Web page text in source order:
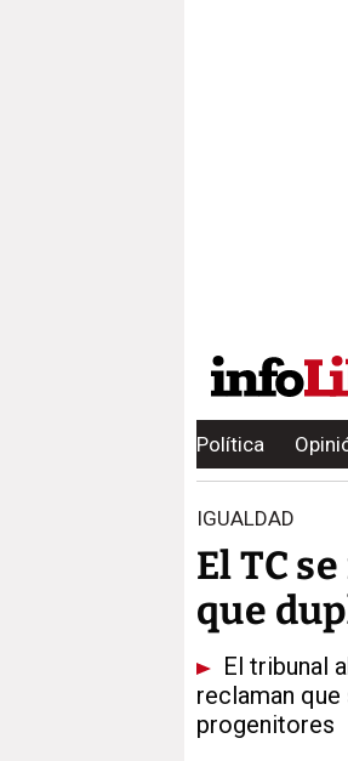
Política
IGUALDAD
El TC
que
El tribunal
reclaman
progenitores